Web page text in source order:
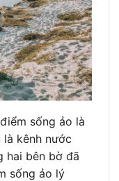
sống ảo là
kênh nước
hai bên bờ đã
sống ảo lý